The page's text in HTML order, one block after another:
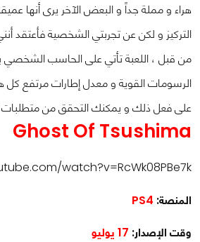
هراء و مملة جداً و البعض الآخر يرى أنها
التركيز و لكن عن تجربتي الشخصية فأعتقد
من قبل ، اللعبة تأتي على الحاسب الشخصي
الرسومات القوية و معدل إطارات مرتفع كل
على فعل ذلك و يمكنك التحقق من متطلبات
Ghost Of Tsushima
watch?v=RcWk08PBe7k
المنصة: PS4
وقت الإصدار: 17 يوليو